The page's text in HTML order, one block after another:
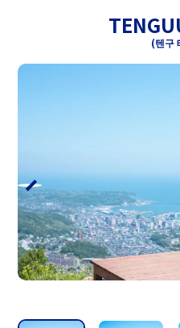
(텐구
오르막：매시 00・
하행：매시 00・
여름
하계 요